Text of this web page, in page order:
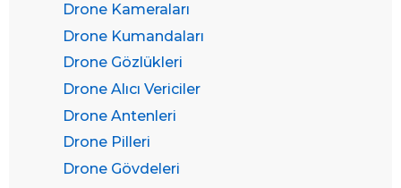
Drone Kameraları
Drone Kumandaları
Drone Gözlükleri
Drone Alıcı Vericiler
Drone Antenleri
Drone Pilleri
Drone Gövdeleri